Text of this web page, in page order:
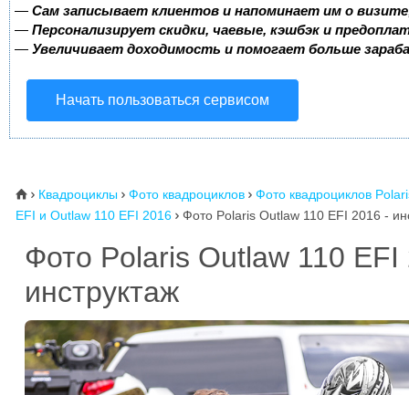
— Сам записывает клиентов и напоминает им о
— Персонализирует скидки, чаевые, кэшбэк и
— Увеличивает доходимость и помогает больше
Начать пользоваться сервисом
⌂  Квадроциклы  Фото квадроциклов  Фото квадроциклов
EFI и Outlaw 110 EFI 2016  Фото Polaris Outlaw 110 EFI 2016 -
Фото Polaris Outlaw 110
инструктаж